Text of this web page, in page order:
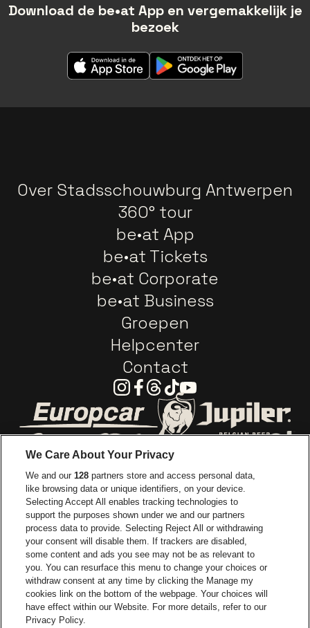
Download de be•at App en vergemakkelijk je
bezoek
Over Stadsschouwburg Antwerpen
360° tour
be•at App
be•at Tickets
be•at Corporate
be•at Business
Groepen
Helpcenter
Contact
Instagram
Facebook
Threads
TiktokYoutube
Ga naar de website van Europcar
Ga naar de website van Coca-Cola
Ga naar de website van
Ga naar de
Ga naar de website van Champagne
Ga naar de website
Ga naar de website van Het
Ga naar de
Ga naar de website van Gazet
Ga naar de
Stadsschouwburg Antwerpen is een deel van be•at
Stadsschouwburg Antwerpen
We Care About Your Privacy
We and our128 partners store and access personal data,
like browsing data or unique identifiers, on your device.
Selecting Accept All enables tracking technologies to
support the purposes shown under we and our partners
process data to provide. Selecting Reject All or withdrawing
your consent will disable them. If trackers are disabled,
some content and ads you see may not be as relevant to
you. You can resurface this menu to change your choices or
withdraw consent at any time by clicking the Manage my
cookies link on the bottom of the webpage. Your choices will
have effect within our Website. For more details, refer to our
Privacy Policy.